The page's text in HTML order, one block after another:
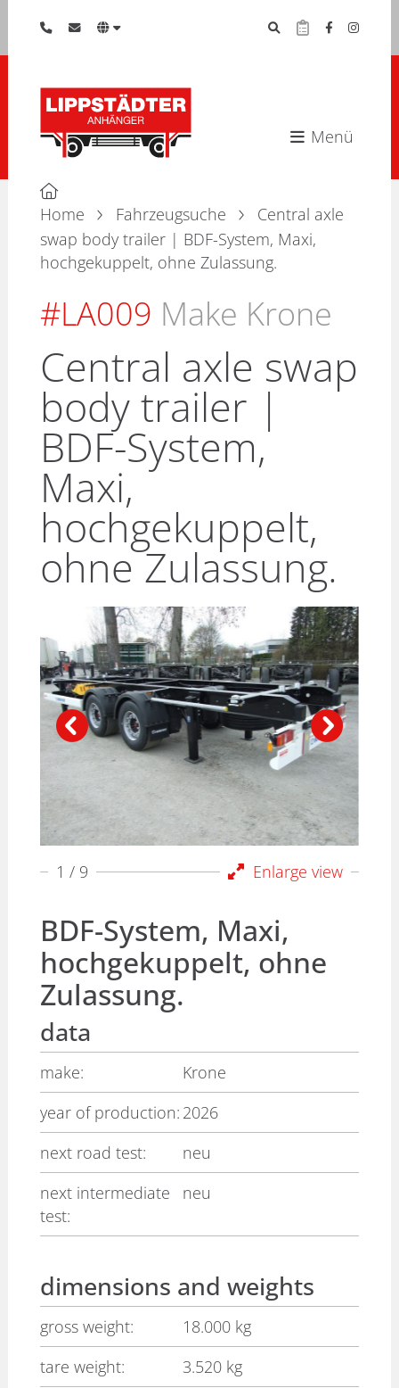
Menü
Home Fahrzeugsuche
Central axle
swap body trailer | BDF-System, Maxi,
hochgekuppelt, ohne Zulassung.
#LA009 Make Krone
Central axle swap
body trailer |
BDF-System,
Maxi,
hochgekuppelt,
ohne Zulassung.
Enlarge view
1 / 9
BDF-System, Maxi,
hochgekuppelt, ohne
Zulassung.
data
make:
Krone
year of production: 2026
next road test:
neu
next intermediate
test:
neu
dimensions and weights
gross weight:
18.000 kg
tare weight:
3.520 kg